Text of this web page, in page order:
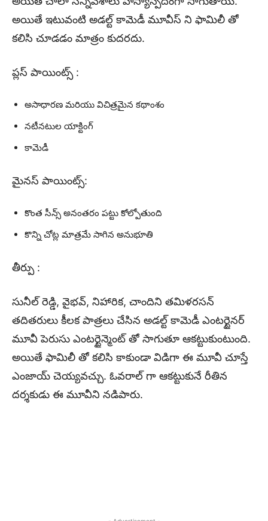
అయితే ఇటువంటి అడల్ట్ కామెడీ మూవీస్ ని ఫామిలీ తో
కలిసి చూడడం మాత్రం కుదరదు.
ప్లస్ పాయింట్స్ :
అసాధారణ మరియు విచిత్రమైన కథాంశం
నటీనటుల యాక్టింగ్
కామెడీ
మైనస్ పాయింట్స్:
కొంత సీన్స్ అనంతరం పట్టు కోల్పోతుంది
కొన్ని చోట్ల మాత్రమే సాగిన అనుభూతి
తీర్పు :
సునీల్ రెడ్డి, వైభవ్, నిహారిక, చాందిని తమిళరసన్
తదితరులు కీలక పాత్రలు చేసిన అడల్ట్ కామెడీ ఎంటర్టైనర్
మూవీ పెరుసు ఎంటర్టైన్మెంట్ తో సాగుతూ ఆకట్టుకుంటుంది.
అయితే ఫామిలీ తో కలిసి కాకుండా విడిగా ఈ మూవీ చూస్తే
ఎంజాయ్ చెయ్యవచ్చు. ఓవరాల్ గా ఆకట్టుకునే రీతిన
దర్శకుడు ఈ మూవీని నడిపారు.